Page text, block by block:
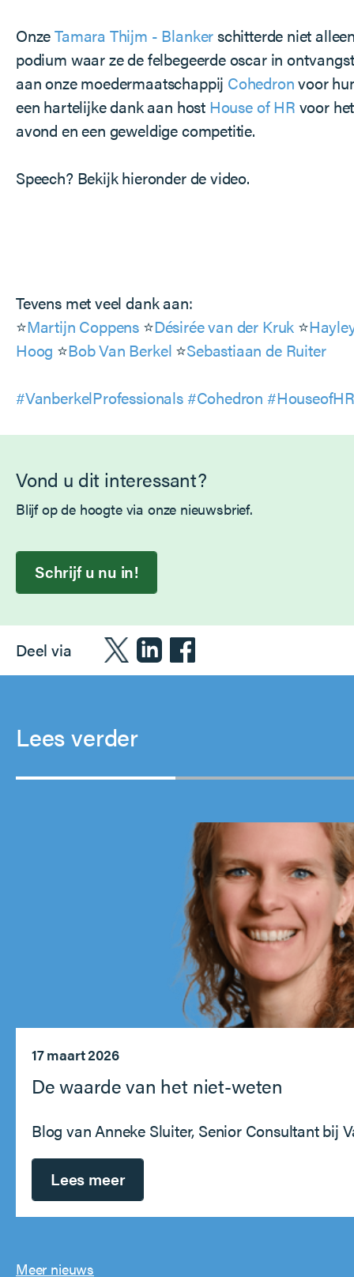
OnzeTamara Thijm - Blankerschitterde niet
podium waar ze de felbegeerde oscar in
aan onze moedermaatschappij Cohedronvoor
een hartelijke dank aan host House of HR voor
avond en een geweldige competitie.
Speech? Bekijk hieronder de video.
Tevens met veel dank aan:
⭐️Martijn Coppens ⭐️Désirée van der Kruk ⭐️
Hoog ⭐️Bob Van Berkel ⭐️Sebastiaan de Ruiter
#VanberkelProfessionals#Cohedron
Vond u dit interessant?
Blijf op de hoogte via onze nieuwsbrief.
Schrijf u nu in!
Deel via
Lees verder
17 maart 2026
De waarde van het niet-weten
Blog van Anneke Sluiter, Senior Consultant bij
Lees meer
Meer nieuws